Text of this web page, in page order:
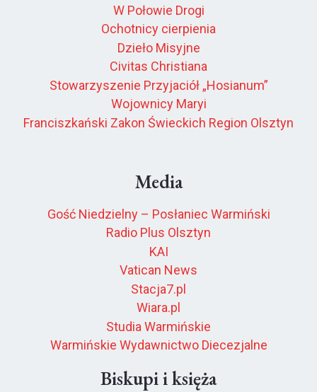
W Połowie Drogi
Ochotnicy cierpienia
Dzieło Misyjne
Civitas Christiana
Stowarzyszenie Przyjaciół „Hosianum”
Wojownicy Maryi
Franciszkański Zakon Świeckich Region Olsztyn
Media
Gość Niedzielny – Posłaniec Warmiński
Radio Plus Olsztyn
KAI
Vatican News
Stacja7.pl
Wiara.pl
Studia Warmińskie
Warmińskie Wydawnictwo Diecezjalne
Biskupi i księża